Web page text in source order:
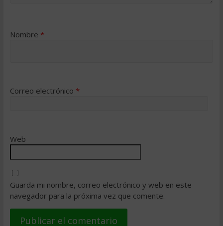
Nombre *
Correo electrónico *
Web
Guarda mi nombre, correo electrónico y web en este
navegador para la próxima vez que comente.